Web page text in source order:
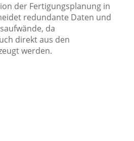
der Fertigungsplanung in
redundante Daten und
da
direkt aus den
werden.